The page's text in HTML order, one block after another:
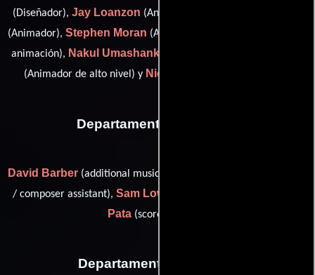
(Diseñador), Jay Loanzon (Animador),
(Animador), Stephen Moran (Animador),
animación), Nakul Umashankar
(Animador de alto nivel) y Nicola Willemsen
Departamento de musica
David Barber(additional music),
/ composer assistant), Sam Lowe
Pata(score assistant)
Departamento de sonido